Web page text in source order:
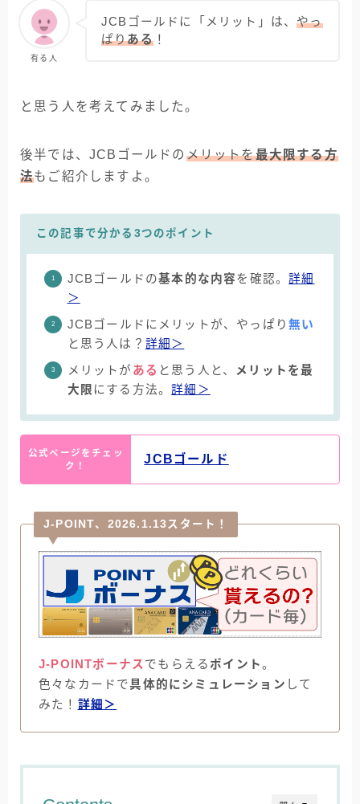
有る人
JCBゴールドに「メリット」は、やっ
ぱりある！
と思う人を考えてみました。
後半では、JCBゴールドの メリットを最大限する方
法もご紹介しますよ。
この記事で分かる3つのポイント
JCBゴールドの基本的な内容を確認。詳細
＞
JCBゴールドにメリットが、やっぱり無い
と思う人は？ 詳細＞
メリットが ある と思う人と、
メリットを最
大限にする方法。詳細＞
公式ページをチェッ
ク！
JCBゴールド
J-POINT、2026.1.13スタート！
J-POINTボーナスでもらえるポイント。
色々なカードで具体的にシミュレーション して
みた！ 詳細＞